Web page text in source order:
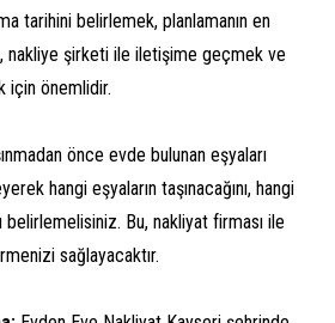
tarihini belirlemek, planlamanın en
nakliye şirketi ile iletişime geçmek ve
için önemlidir.
önce evde bulunan eşyaları
hangi eşyaların taşınacağını, hangi
belirlemelisiniz. Bu, nakliyat firması ile
sağlayacaktır.